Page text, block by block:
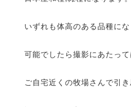
いずれも体高のある品種にな
可能でしたら撮影にあたって
ご自宅近くの牧場さんで引